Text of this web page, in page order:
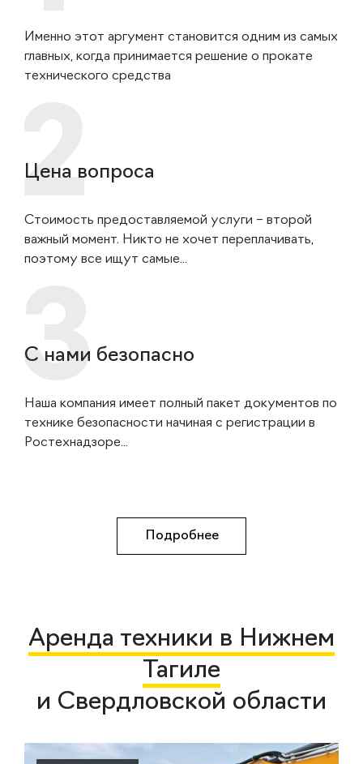
Именно этот аргумент становится одним из самых
главных, когда принимается решение о прокате
технического средства
Цена вопроса
Стоимость предоставляемой услуги – второй
важный момент. Никто не хочет переплачивать,
поэтому все ищут самые...
С нами безопасно
Наша компания имеет полный пакет документов по
технике безопасности начиная с регистрации в
Ростехнадзоре...
Подробнее
Аренда техники в Нижнем
Тагиле
и Свердловской области